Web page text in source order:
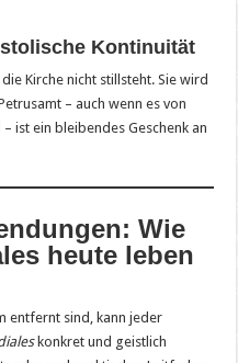
Kontinuität
Kirche nicht stillsteht. Sie wird
– auch wenn es von
ist ein bleibendes Geschenk an
Wie
heute leben
entfernt sind, kann jeder
konkret und geistlich